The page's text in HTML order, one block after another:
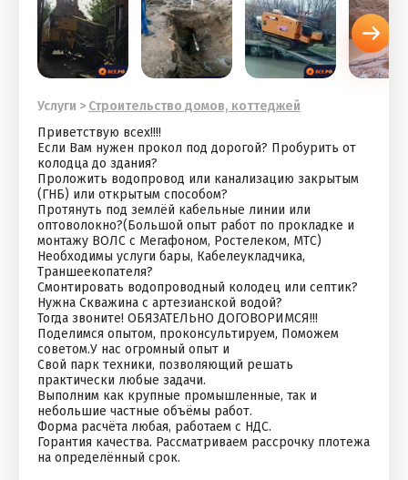
Услуги > Строительство домов, коттеджей
Приветствую всех!!!!
Если Вам нужен прокол под дорогой? Пробурить от
колодца до здания?
Проложить водопровод или канализацию закрытым
(ГНБ) или открытым способом?
Протянуть под землёй кабельные линии или
оптоволокно?(Большой опыт работ по прокладке и
монтажу ВОЛС с Мегафоном, Ростелеком, МТС)
Необходимы услуги бары, Кабелеукладчика,
Траншеекопателя?
Смонтировать водопроводный колодец или септик?
Нужна Скважина с артезианской водой?
Тогда звоните! ОБЯЗАТЕЛЬНО ДОГОВОРИМСЯ!!!
Поделимся опытом, проконсультируем, Поможем
советом.У нас огромный опыт и
Свой парк техники, позволяющий решать
практически любые задачи.
Выполним как крупные промышленные, так и
небольшие частные объёмы работ.
Форма расчёта любая, работаем с НДС.
Горантия качества. Рассматриваем рассрочку плотежа
на определённый срок.